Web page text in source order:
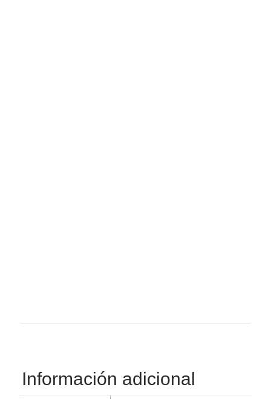
Información adicional